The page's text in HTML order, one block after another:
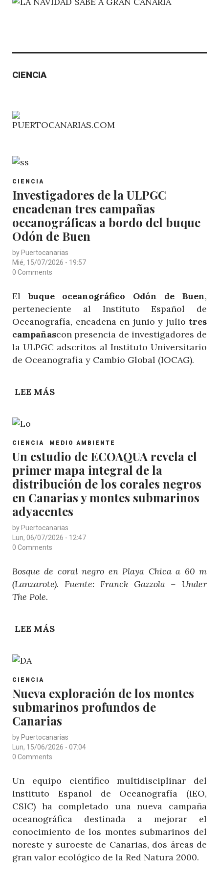
CIENCIA
POST
CIENCIA
Investigadores de la ULPGC
encadenan tres campañas
oceanográficas a bordo del buque
Odón de Buen
by Puertocanarias
Mié, 15/07/2026 - 19:57
0 Comments
Elbuque oceanográfico Odón de Buen,
perteneciente al Instituto Español de
Oceanografía, encadena en junio y julio tres
campañascon presencia de investigadores de
la ULPGC adscritos al Instituto Universitario
de Oceanografía y Cambio Global (IOCAG).
LEE MÁS
ULPGC
ENCADENAN
TRES
CAMPAÑAS
OCEANOGRÁFICAS
A
BORDO
DEL
DE
BUEN
POST
CIENCIA MEDIO AMBIENTE
Un estudio de ECOAQUA revela el
primer mapa integral de la
distribución de los corales negros
en Canarias y montes submarinos
adyacentes
by Puertocanarias
Lun, 06/07/2026 - 12:47
0 Comments
Bosque de coral negro en Playa Chica a 60 m
(Lanzarote). Fuente: Franck Gazzola – Under
The Pole.
LEE MÁS
REVELA
EL
PRIMER
INTEGRAL
DISTRIBUCIÓN
DE
LOS
CORALES
NEGROS
EN
CANARIAS
POST
CIENCIA
Nueva exploración de los montes
submarinos profundos de
Canarias
by Puertocanarias
Lun, 15/06/2026 - 07:04
0 Comments
Un equipo científico multidisciplinar del
Instituto Español de Oceanografía (IEO,
CSIC) ha completado una nueva campaña
oceanográfica destinada a mejorar el
conocimiento de los montes submarinos del
noreste y suroeste de Canarias, dos áreas de
gran valor ecológico de la Red Natura 2000.